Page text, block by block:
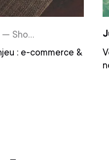
E-commerce — Shopify
: e-commerce &